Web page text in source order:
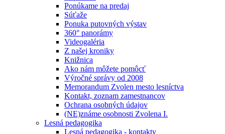
Ponúkame na predaj
Súťaže
Ponuka putovných výstav
360° panorámy
Videogaléria
Z našej kroniky
Knižnica
Ako nám môžete pomôcť
Výročné správy od 2008
Memorandum Zvolen mesto lesníctva
Kontakt, zoznam zamestnancov
Ochrana osobných údajov
(NE)známe osobnosti Zvolena I.
Lesná pedagogika
Lesná pedagogika - kontakty